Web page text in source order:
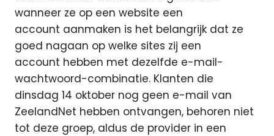
wanneer ze op een website een
account aanmaken is het belangrijk dat ze
goed nagaan op welke sites zij een
account hebben met dezelfde e-mail-
wachtwoord-combinatie. Klanten die
dinsdag 14 oktober nog geen e-mail van
ZeelandNet hebben ontvangen, behoren niet
tot deze groep, aldus de provider in een